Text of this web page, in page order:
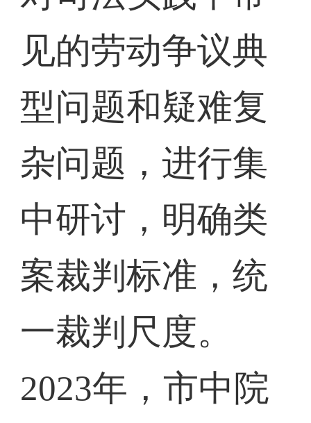
见的劳动争议典
型问题和疑难复
杂问题，进行集
中研讨，明确类
案裁判标准，统
一裁判尺度。
2023年，市中院